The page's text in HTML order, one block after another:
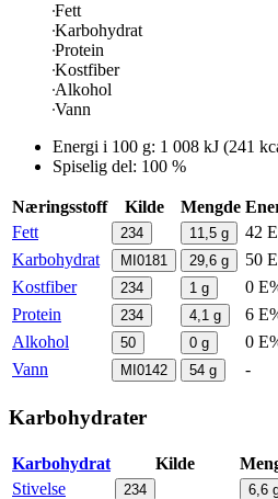
Fett
Karbohydrat
Protein
Kostfiber
Alkohol
Vann
Energi i 100 g: 1 008 kJ (241
Spiselig del: 100 %
Næringsstoff Kilde Mengde
Fett
234 11,5 g
42
Karbohydrat
MI0181 29,6 g
50
Kostfiber
234 1 g
0
Protein
234 4,1 g
6
Alkohol
50 0 g
0
Vann
MI0142 54 g -
Karbohydrater
Karbohydrat Kilde
Stivelse
234 6,6